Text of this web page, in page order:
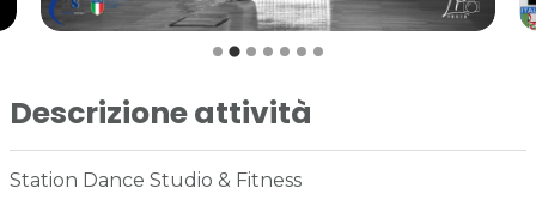
Descrizione attività
Station Dance Studio & Fitness